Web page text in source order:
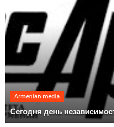
Armenian media
Сегодня день